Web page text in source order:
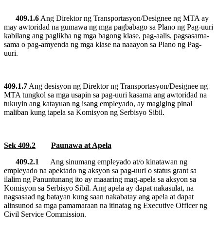
409.1.6 Ang Direktor ng Transportasyon/Designee ng MTA ay
may awtoridad na gumawa ng mga pagbabago sa Plano ng Pag-uuri
kabilang ang paglikha ng mga bagong klase, pag-aalis, pagsasama-
sama o pag-amyenda ng mga klase na naaayon sa Plano ng Pag-
uuri.
409.1.7 Ang desisyon ng Direktor ng Transportasyon/Designee ng
MTA tungkol sa mga usapin sa pag-uuri kasama ang awtoridad na
tukuyin ang katayuan ng isang empleyado, ay magiging pinal
maliban kung iapela sa Komisyon ng Serbisyo Sibil.
Sek 409.2
Paunawa at Apela
409.2.1
Ang sinumang empleyado at/o kinatawan ng
empleyado na apektado ng aksyon sa pag-uuri o status grant sa
ilalim ng Panuntunang ito ay maaaring mag-apela sa aksyon sa
Komisyon sa Serbisyo Sibil. Ang apela ay dapat nakasulat, na
nagsasaad ng batayan kung saan nakabatay ang apela at dapat
alinsunod sa mga pamamaraan na itinatag ng Executive Officer ng
Civil Service Commission.